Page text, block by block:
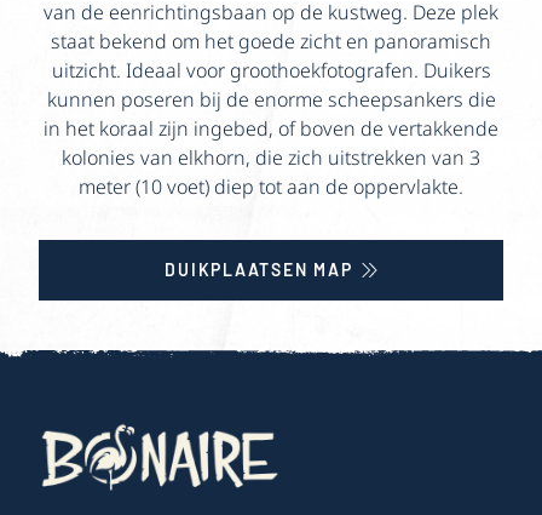
van de eenrichtingsbaan op de kustweg. Deze plek
staat bekend om het goede zicht en panoramisch
uitzicht. Ideaal voor groothoekfotografen. Duikers
kunnen poseren bij de enorme scheepsankers die
in het koraal zijn ingebed, of boven de vertakkende
kolonies van elkhorn, die zich uitstrekken van 3
meter (10 voet) diep tot aan de oppervlakte.
DUIKPLAATSEN MAP